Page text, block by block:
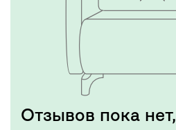
Отзывов пока нет,